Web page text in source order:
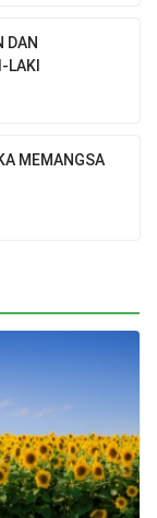
DAN
LAKI
MEMANGSA